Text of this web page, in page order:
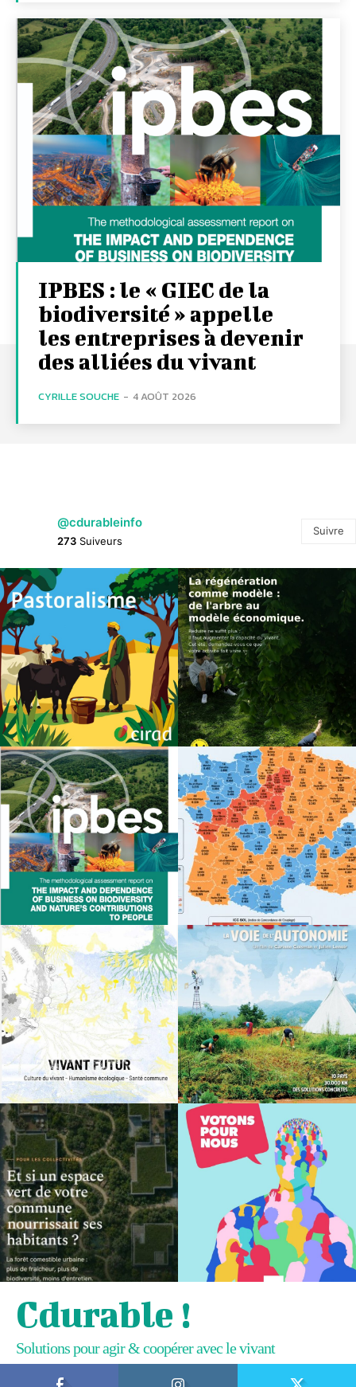
IPBES : le « GIEC de la
biodiversité » appelle
les entreprises à devenir
des alliées du vivant
CYRILLE SOUCHE - 4 AOÛT 2026
@cdurableinfo
273 Suiveurs
Suivre
Cdurable !
Solutions pour agir & coopérer avec le vivant